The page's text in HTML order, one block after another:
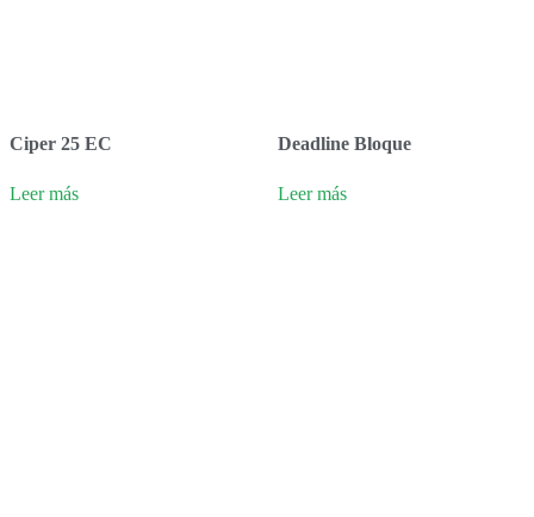
Ciper 25 EC
Leer más
Deadline Bloque
Leer más